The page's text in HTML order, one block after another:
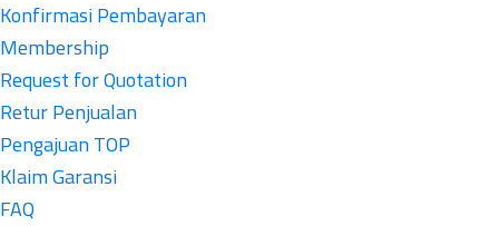
Konfirmasi Pembayaran
Membership
Request for Quotation
Retur Penjualan
Pengajuan TOP
Klaim Garansi
FAQ